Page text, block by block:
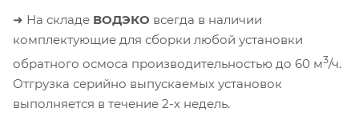
➜ На складе ВОДЭКО всегда в наличии
комплектующие для сборки любой установки
обратного осмоса производительностью до 60 м3/ч.
Отгрузка серийно выпускаемых установок
выполняется в течение 2-х недель.